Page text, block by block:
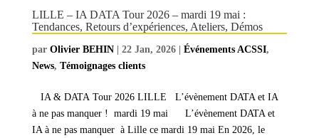
LILLE – IA DATA Tour 2026 – mardi 19 mai :
Tendances, Retours d’expériences, Ateliers, Démos
par Olivier BEHIN| 22 Jan, 2026| Événements ACSSI,
News, Témoignages clients
IA & DATA Tour 2026 LILLE L’évènement DATA et IA
à ne pas manquer ! mardi 19 mai L’évènement DATA et
IA à ne pas manquer à Lille ce mardi 19 mai En 2026, le